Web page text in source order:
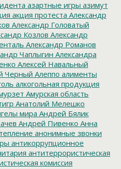
азартные игры азимут
акция протеста Александр
Александр Головатый
Козлов Александр
Александр Романов
Чаплыгин Александра
Алексей Навальный
Черный Алеппо алименты
алкогольная продукция
Амурская область
Анатолий Мелешко
мира Андрей Бялик
Андрей Пивенко Анна
анонимные звонки
антикоррупционное
антитеррористическая
комиссия